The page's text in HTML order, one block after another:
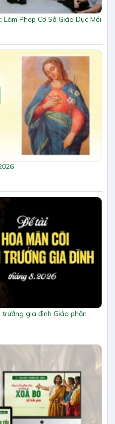
Phép Cơ Sở Giáo Dục Mới
gia đình Giáo phận